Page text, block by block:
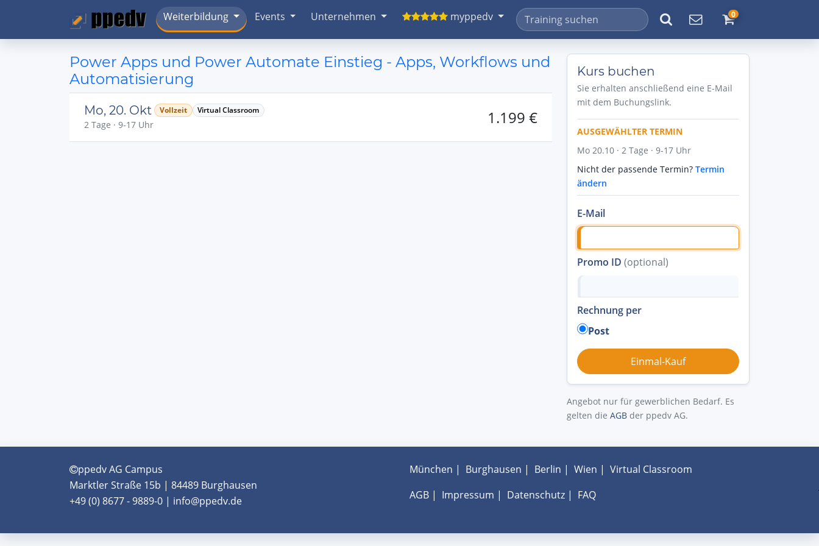
Weiterbildung Events Unternehmen myppedv 0
Power Apps und Power Automate Einstieg - Apps, Workflows und
Automatisierung
Mo, 20. Okt Vollzeit Virtual Classroom
2 Tage · 9-17 Uhr 1.199 €
Kurs buchen
Sie erhalten anschließend eine E-Mail
mit dem Buchungslink.
AUSGEWÄHLTER TERMIN
Mo 20.10 · 2 Tage · 9-17 Uhr
Nicht der passende Termin? Termin
ändern
E-Mail
Promo ID (optional)
Rechnung per
Post
Angebot nur für gewerblichen Bedarf. Es
gelten die AGB der ppedv AG.
ppedv AG Campus
Marktler Straße 15b | 84489 Burghausen
+49 (0) 8677 - 9889-0 | info@ppedv.de
München | Burghausen | Berlin | Wien | Virtual Classroom
AGB| Impressum | Datenschutz| FAQ